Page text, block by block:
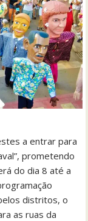
a entrar para
prometendo
do dia 8 até a
distritos, o
as ruas da